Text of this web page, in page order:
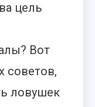
цель
Вот
советов,
ловушек